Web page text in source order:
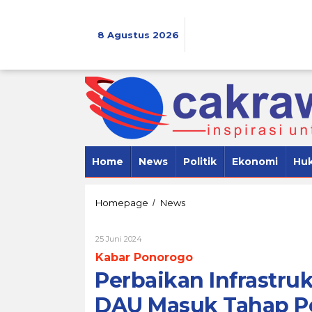
8 Agustus 2026
Home News Politik Ekonomi
Homepage / NewsPerbaikan
dan
DAU
Masuk
Tahap
25 Juni 2024Oleh
7
Kabar Ponorogo
Perbaikan
DAU Masuk Tahap